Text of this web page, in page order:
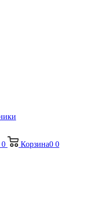
0 Корзина0 0